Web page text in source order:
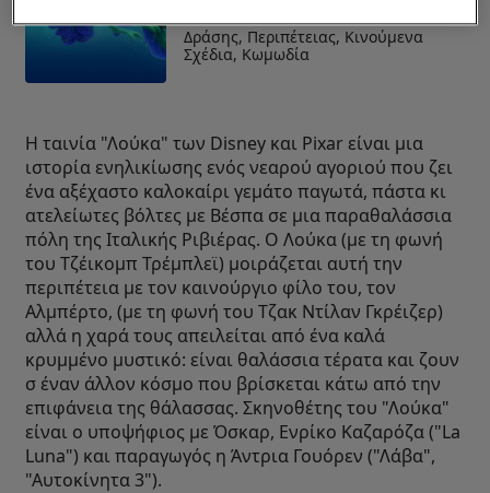
Δράσης, Περιπέτειας, Κινούμενα
Σχέδια, Κωμωδία
Η ταινία "Λούκα" των Disney και Pixar είναι μια
ιστορία ενηλικίωσης ενός νεαρού αγοριού που ζει
ένα αξέχαστο καλοκαίρι γεμάτο παγωτά, πάστα κι
ατελείωτες βόλτες με Βέσπα σε μια παραθαλάσσια
πόλη της Ιταλικής Ριβιέρας. Ο Λούκα (με τη φωνή
του Τζέικομπ Τρέμπλεϊ) μοιράζεται αυτή την
περιπέτεια με τον καινούργιο φίλο του, τον
Αλμπέρτο, (με τη φωνή του Τζακ Ντίλαν Γκρέιζερ)
αλλά η χαρά τους απειλείται από ένα καλά
κρυμμένο μυστικό: είναι θαλάσσια τέρατα και ζουν
σ έναν άλλον κόσμο που βρίσκεται κάτω από την
επιφάνεια της θάλασσας. Σκηνοθέτης του "Λούκα"
είναι ο υποψήφιος με Όσκαρ, Ενρίκο Καζαρόζα ("La
Luna") και παραγωγός η Άντρια Γουόρεν ("Λάβα",
"Αυτοκίνητα 3").